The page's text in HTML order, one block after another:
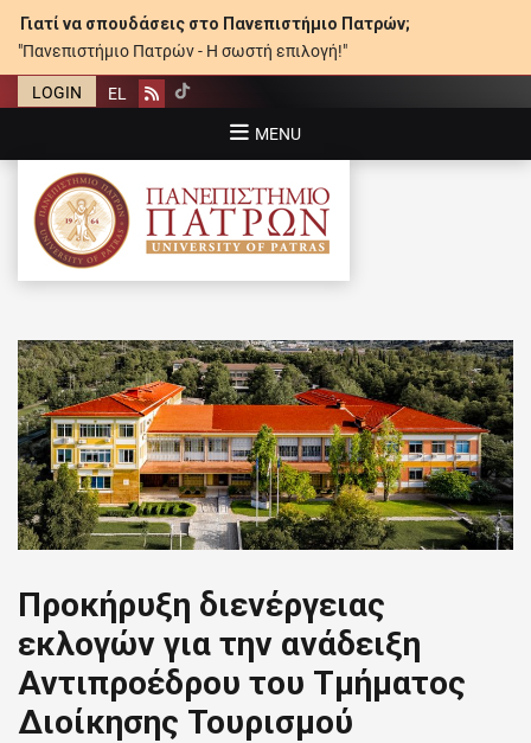
Γιατί να σπουδάσεις στο Πανεπιστήμιο Πατρών;
"Πανεπιστήμιο Πατρών - Η σωστή επιλογή!"
LOGIN EL Rss
MENU
ΠΑΝΕΠΙΣΤΉΜΙΟ ΠΑΤΡΏΝ
Προκήρυξη διενέργειας
εκλογών για την ανάδειξη
Αντιπροέδρου του Τμήματος
Διοίκησης Τουρισμού